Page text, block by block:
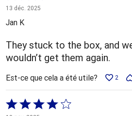
3 sur
5
13 déc. 2025
Jan K
They stuck to the box, and
wouldn’t get them again.
Est-ce que cela a été utile? 2
Coté